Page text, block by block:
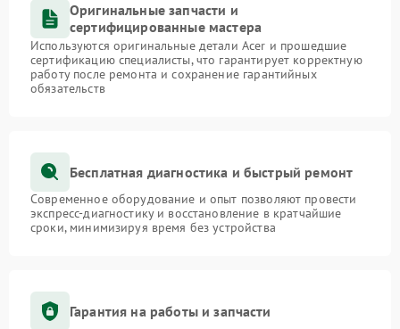
Оригинальные запчасти и
сертифицированные мастера
Используются оригинальные детали Acer и прошедшие
сертификацию специалисты, что гарантирует корректную
работу после ремонта и сохранение гарантийных
обязательств
Бесплатная диагностика и быстрый ремонт
Современное оборудование и опыт позволяют провести
экспресс-диагностику и восстановление в кратчайшие
сроки, минимизируя время без устройства
Гарантия на работы и запчасти